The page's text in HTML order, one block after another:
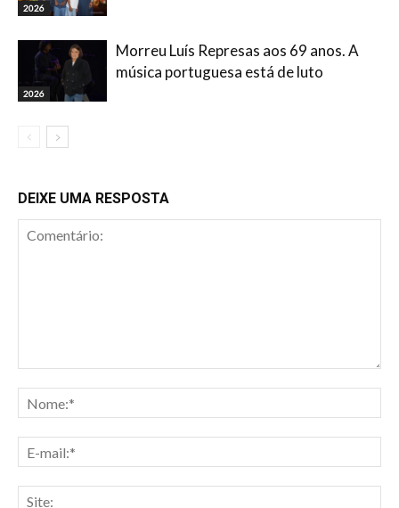
2026
2026
Morreu Luís Represas aos 69 anos. A
música portuguesa está de luto
DEIXE UMA RESPOSTA